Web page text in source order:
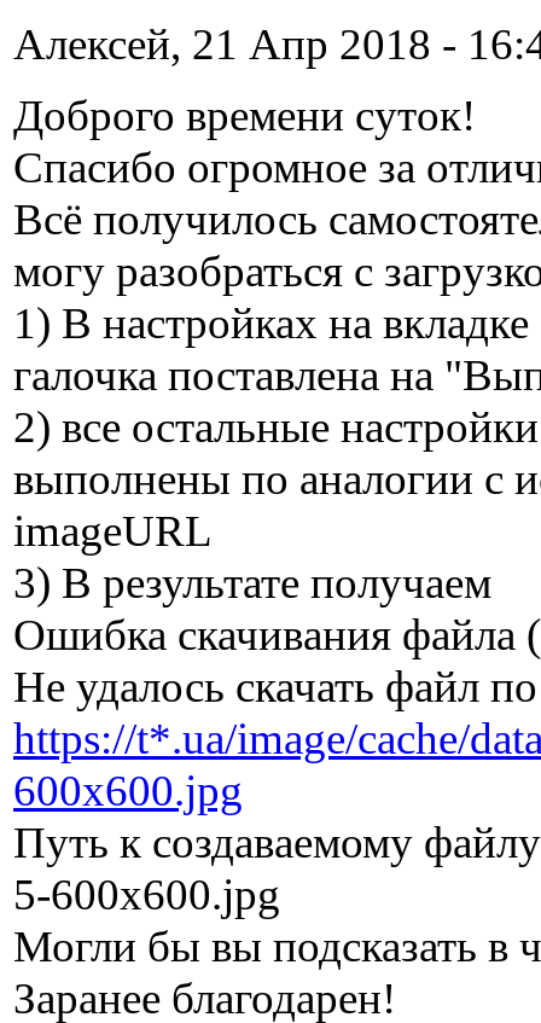
Алексей, 21 Апр 2018 -
Доброго времени суток!
Спасибо огромное за
Всё получилось
могу разобраться с
1) В настройках на
галочка поставлена на
2) все остальные
выполнены по аналогии с
imageURL
3) В результате получаем
Ошибка скачивания файла
Не удалось скачать файл
https://t*.ua/image/cache/
600x600.jpg
Путь к создаваемому
5-600x600.jpg
Могли бы вы подсказать в
Заранее благодарен!